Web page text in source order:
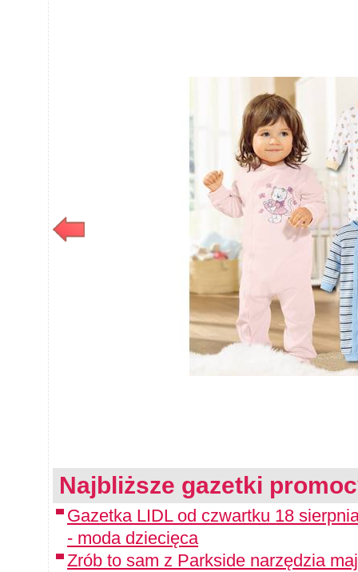
Najbliższe gazetki
Gazetka LIDL od czwartku 18
- moda dziecięca
Zrób to sam z Parkside narzędzia